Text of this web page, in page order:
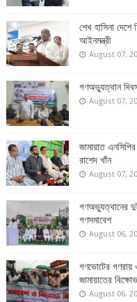
শেখ হাসিনা
আইনমন্ত্রী
August 07,
গণঅভ্যুত্থান
August 07,
জামায়াত
রাশেদ খাঁন
August 07,
গণঅভ্যুত্থানের
গণসমাবেশ
August 06,
গণভোটের গণরায়
জামায়াতের
August 06,